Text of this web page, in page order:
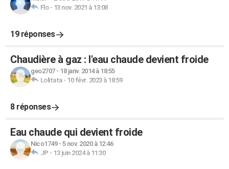
Flo- 13 nov. 2021 à 13:08
19 réponses
Chaudière à gaz : l'eau chaude devient froide
geo2707- 18 janv. 2014 à 18:55
Lolitata- 10 févr. 2023 à 18:59
8 réponses
Eau chaude qui devient froide
Nico1749- 5 nov. 2020 à 12:46
JP - 13 juin 2024 à 11:30